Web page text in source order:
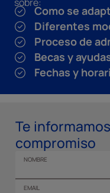
Como se
Diferentes
Proceso de
Becas y
Fechas y
Te
compromiso
NOMBRE
EMAIL